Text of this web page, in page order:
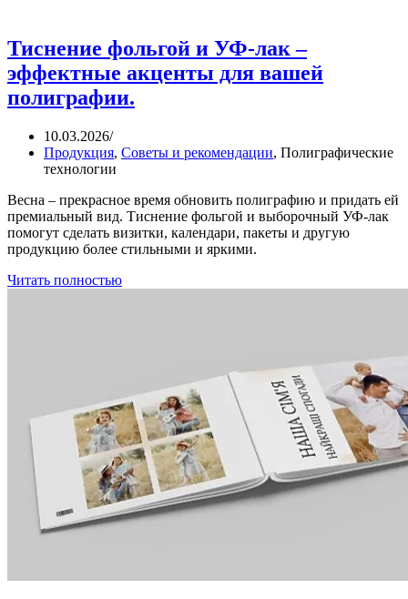
Тиснение фольгой и УФ-лак –
эффектные акценты для вашей
полиграфии.
10.03.2026/
Продукция, Советы и рекомендации, Полиграфические
технологии
Весна – прекрасное время обновить полиграфию и придать ей
премиальный вид. Тиснение фольгой и выборочный УФ-лак
помогут сделать визитки, календари, пакеты и другую
продукцию более стильными и яркими.
Читать полностью